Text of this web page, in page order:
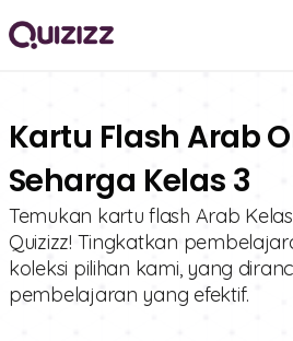
Kartu Flash Arab
Seharga Kelas 3
Temukan kartu flash Arab
Quizizz! Tingkatkan
koleksi pilihan kami, yang
pembelajaran yang efektif.